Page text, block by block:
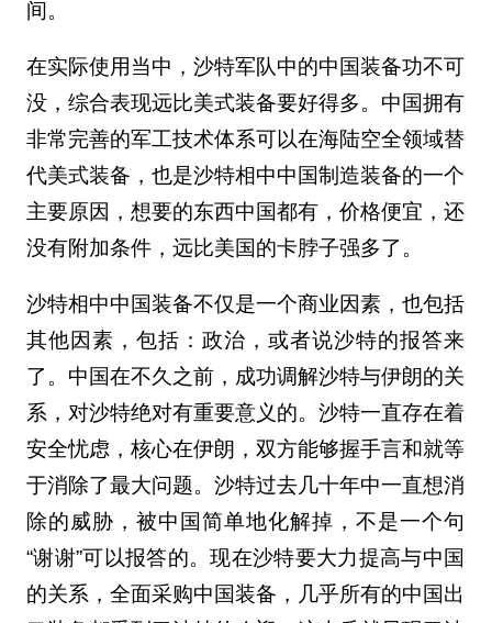
间。
在实际使用当中，沙特军队中的中国装备功不可
没，综合表现远比美式装备要好得多。中国拥有
非常完善的军工技术体系可以在海陆空全领域替
代美式装备，也是沙特相中中国制造装备的一个
主要原因，想要的东西中国都有，价格便宜，还
没有附加条件，远比美国的卡脖子强多了。
沙特相中中国装备不仅是一个商业因素，也包括
其他因素，包括：政治，或者说沙特的报答来
了。中国在不久之前，成功调解沙特与伊朗的关
系，对沙特绝对有重要意义的。沙特一直存在着
安全忧虑，核心在伊朗，双方能够握手言和就等
于消除了最大问题。沙特过去几十年中一直想消
除的威胁，被中国简单地化解掉，不是一个句
“谢谢”可以报答的。现在沙特要大力提高与中国
的关系，全面采购中国装备，几乎所有的中国出